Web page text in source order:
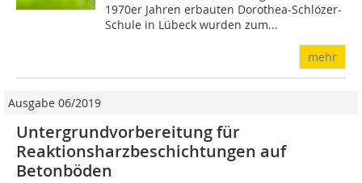
1970er Jahren erbauten Dorothea-Schlözer-
Schule in Lübeck wurden zum...
mehr
Ausgabe 06/2019
Untergrundvorbereitung für
Reaktionsharzbeschichtungen auf
Betonböden